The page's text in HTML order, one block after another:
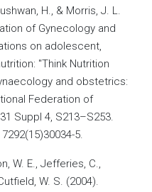
H., & Morris, J. L.
of Gynecology and
on adolescent,
"Think Nutrition
and obstetrics:
Federation of
Suppl 4, S213–S253.
5.
W. E., Jefferies, C.,
W. S. (2004).